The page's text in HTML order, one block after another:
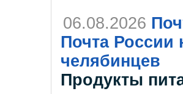
06.08.2026
Почта России
челябинцев
Продукты